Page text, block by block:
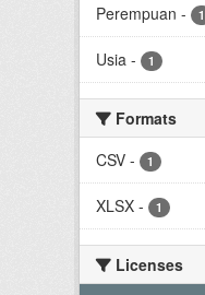
Perempuan - 1
Usia - 1
Formats
CSV - 1
XLSX - 1
Licenses